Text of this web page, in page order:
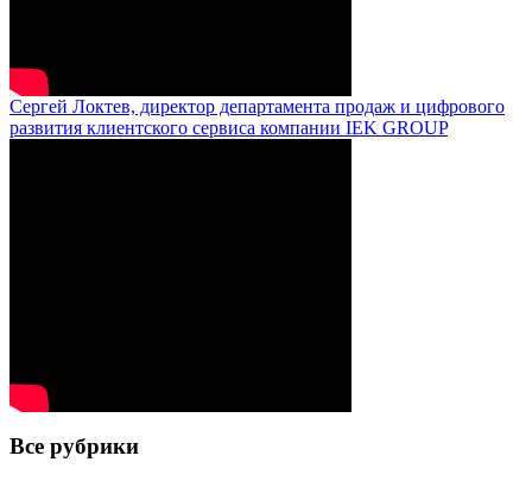
Сергей Локтев, директор департамента продаж и цифрового
развития клиентского сервиса компании IEK GROUP
Все рубрики